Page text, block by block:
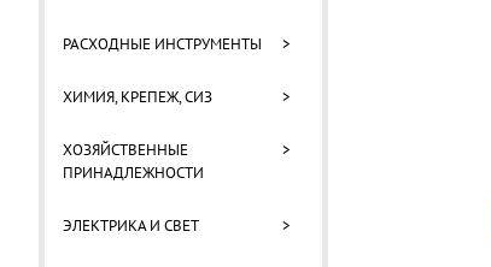
РАСХОДНЫЕ ИНСТРУМЕНТЫ >
ХИМИЯ, КРЕПЕЖ, СИЗ >
ХОЗЯЙСТВЕННЫЕ
ПРИНАДЛЕЖНОСТИ
>
ЭЛЕКТРИКА И СВЕТ >